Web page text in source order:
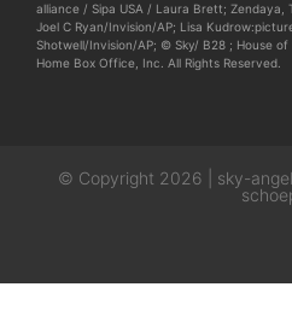
alliance / Sipa USA / Laura Brett; Zendaya,
Joel C Ryan/Invision/AP; Lisa
Shotwell/Invision/AP; © Sky/ B28 ; House
Home Box Office, Inc. All Rights Reserved.
© Copyright 2026 | sky-